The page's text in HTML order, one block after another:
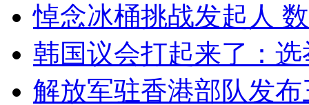
悼念冰桶挑战发起人
韩国议会打起来了：
解放军驻香港部队发